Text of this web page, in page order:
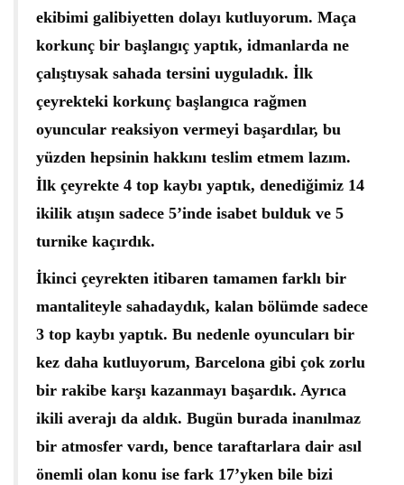
ekibimi galibiyetten dolayı kutluyorum. Maça
korkunç bir başlangıç yaptık, idmanlarda ne
çalıştıysak sahada tersini uyguladık. İlk
çeyrekteki korkunç başlangıca rağmen
oyuncular reaksiyon vermeyi başardılar, bu
yüzden hepsinin hakkını teslim etmem lazım.
İlk çeyrekte 4 top kaybı yaptık, denediğimiz 14
ikilik atışın sadece 5’inde isabet bulduk ve 5
turnike kaçırdık.
İkinci çeyrekten itibaren tamamen farklı bir
mantaliteyle sahadaydık, kalan bölümde sadece
3 top kaybı yaptık. Bu nedenle oyuncuları bir
kez daha kutluyorum, Barcelona gibi çok zorlu
bir rakibe karşı kazanmayı başardık. Ayrıca
ikili averajı da aldık. Bugün burada inanılmaz
bir atmosfer vardı, bence taraftarlara dair asıl
önemli olan konu ise fark 17’yken bile bizi